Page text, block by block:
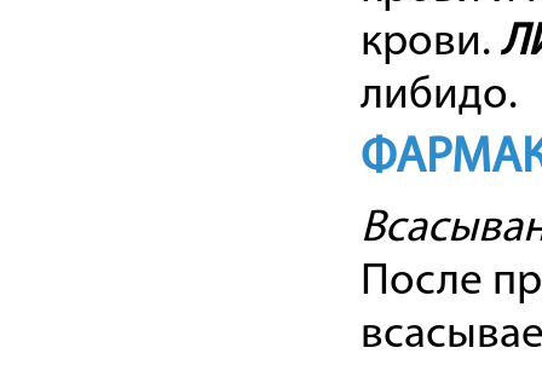
крови.
либидо.
После